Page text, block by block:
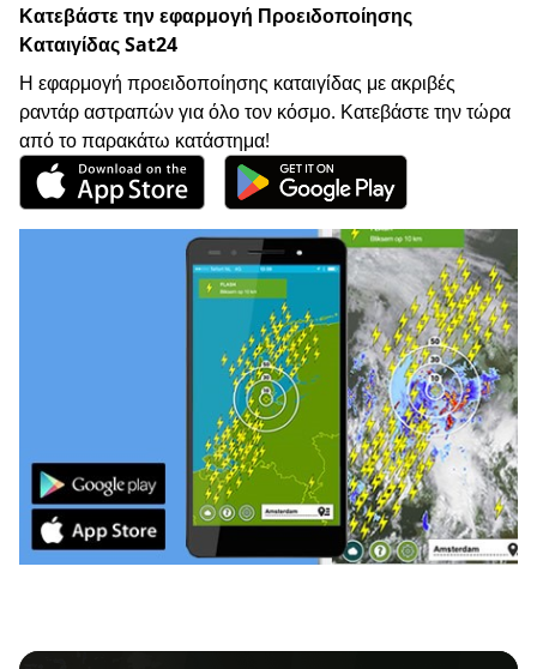
Κατεβάστε την εφαρμογή Προειδοποίησης
Καταιγίδας Sat24
Η εφαρμογή προειδοποίησης καταιγίδας με ακριβές
ραντάρ αστραπών για όλο τον κόσμο. Κατεβάστε την τώρα
από το παρακάτω κατάστημα!